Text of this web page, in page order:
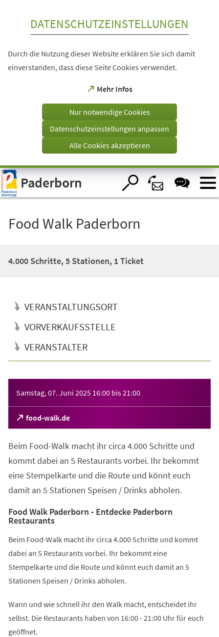
Visuelle
Assistenzsoftware
öffnen.
DATENSCHUTZEINSTELLUNGEN
Durch die Nutzung dieser Website erklären Sie sich damit
einverstanden, dass diese Seite Cookies verwendet.
Mehr Infos
(Öffnet
einem
Tab)
Nur notwendige Cookies
Datenschutzeinstellungen anpassen
Alle Cookies akzeptieren
Paderborn
Food Walk Paderborn
4.000 Schritte, 5 Stationen, 1 Ticket
VERANSTALTUNGSORT
VORVERKAUFSSTELLE
VERANSTALTER
Samstag, 07. Juni 2025 16:00 bis21:00
food-walk.de
(Öffnet
in
neuen
Beim Food-Walk macht ihr circa 4.000 Schritte und
kommt dabei an 5 Restaurants vorbei. Ihr bekommt
eine Stempelkarte und die Route und könnt euch
damit an 5 Stationen Speisen / Drinks abholen.
Food Walk Paderborn - Entdecke Paderborn
Restaurants
Beim Food-Walk macht ihr circa 4.000 Schritte und kommt
dabei an 5 Restaurants vorbei. Ihr bekommt eine
Stempelkarte und die Route und könnt euch damit an 5
Stationen Speisen / Drinks abholen.
Wann und wie schnell ihr den Walk macht, entscheidet ihr
selbst. Die Restaurants haben von 16:00 - 21:00 Uhr für euch
geöffnet.